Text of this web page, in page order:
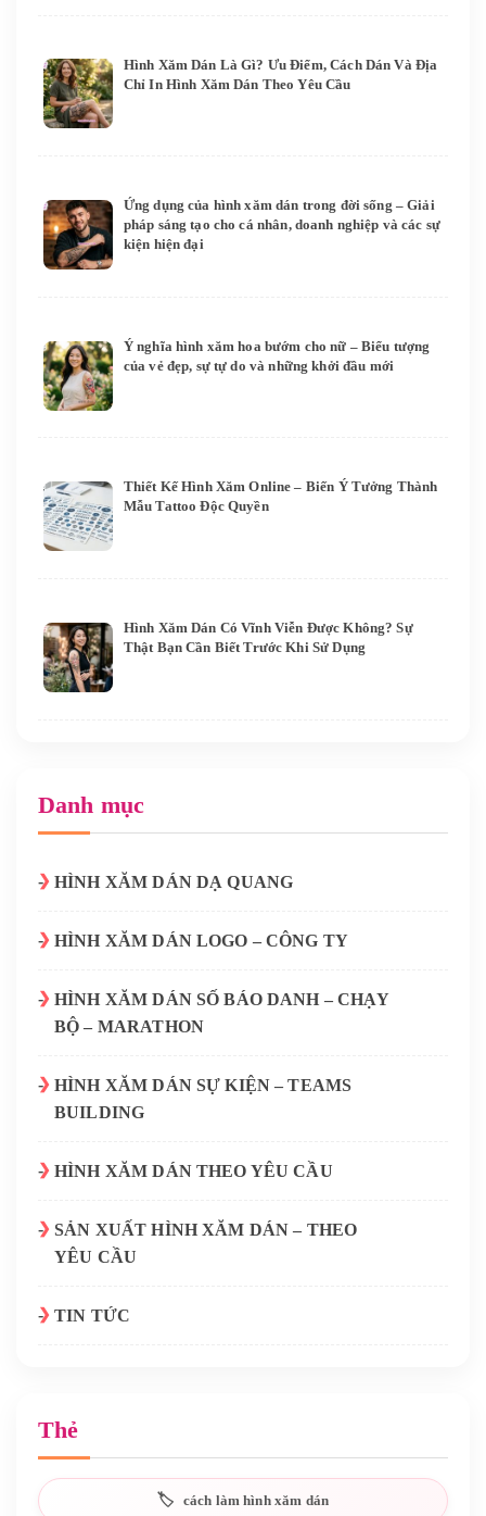
Hình Xăm Dán Là Gì? Ưu Điểm, Cách Dán Và Địa
Chỉ In Hình Xăm Dán Theo Yêu Cầu
Ứng dụng của hình xăm dán trong đời sống – Giải
pháp sáng tạo cho cá nhân, doanh nghiệp và các sự
kiện hiện đại
Ý nghĩa hình xăm hoa bướm cho nữ – Biểu tượng
của vẻ đẹp, sự tự do và những khởi đầu mới
Thiết Kế Hình Xăm Online – Biến Ý Tưởng Thành
Mẫu Tattoo Độc Quyền
Hình Xăm Dán Có Vĩnh Viễn Được Không? Sự
Thật Bạn Cần Biết Trước Khi Sử Dụng
Danh mục
HÌNH XĂM DÁN DẠ QUANG
HÌNH XĂM DÁN LOGO – CÔNG TY
HÌNH XĂM DÁN SỐ BÁO DANH – CHẠY
BỘ – MARATHON
HÌNH XĂM DÁN SỰ KIỆN – TEAMS
BUILDING
HÌNH XĂM DÁN THEO YÊU CẦU
SẢN XUẤT HÌNH XĂM DÁN – THEO
YÊU CẦU
TIN TỨC
Thẻ
cách làm hình xăm dán